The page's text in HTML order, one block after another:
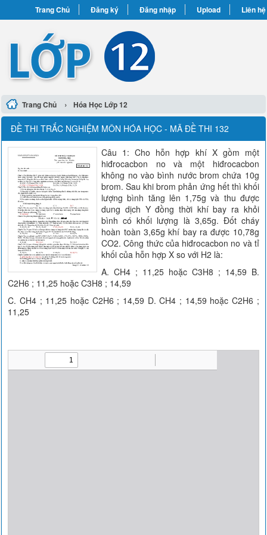
Trang Chủ Đăng ký Đăng nhập Upload Liên hệ
Trang Chủ › Hóa Học Lớp 12
ĐỀ THI TRẮC NGHIỆM MÔN HÓA HỌC - MÃ ĐỀ THI 132
Câu 1: Cho hỗn hợp khí X gồm một
hiđrocacbon no và một hiđrocacbon
không no vào bình nước brom chứa 10g
brom. Sau khi brom phản ứng hết thì khối
lượng bình tăng lên 1,75g và thu được
dung dịch Y đồng thời khí bay ra khỏi
bình có khối lượng là 3,65g. Đốt cháy
hoàn toàn 3,65g khí bay ra được 10,78g
CO2. Công thức của hiđrocacbon no và tỉ
khối của hỗn hợp X so với H2 là:
A. CH4 ; 11,25 hoặc C3H8 ; 14,59 B.
C2H6 ; 11,25 hoặc C3H8 ; 14,59
C. CH4 ; 11,25 hoặc C2H6 ; 14,59 D. CH4 ; 14,59 hoặc C2H6 ;
11,25